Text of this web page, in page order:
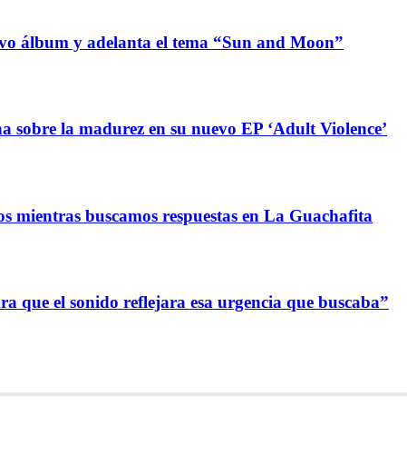
álbum y adelanta el tema “Sun and Moon”
sobre la madurez en su nuevo EP ‘Adult Violence’
mientras buscamos respuestas en La Guachafita
que el sonido reflejara esa urgencia que buscaba”